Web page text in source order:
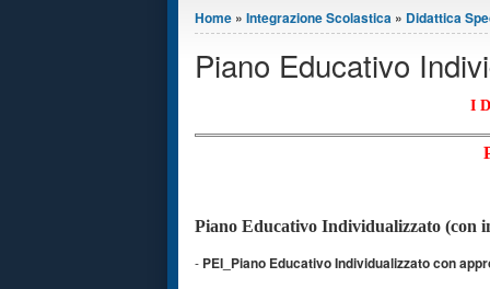
Tu sei qui
Home » Integrazione Scolastica » Didattica
Piano Educativo
I
Piano Educativo Individualizzato (con
- PEI_Piano Educativo Individualizzato con